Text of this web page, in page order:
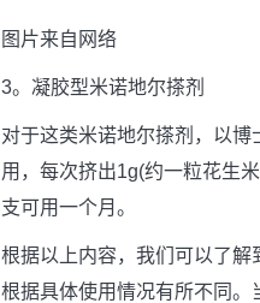
图片来自网络
3。凝胶型米诺地尔搽剂
对于这类米诺地尔搽剂，以
用，每次挤出1g(约一粒花生
支可用一个月。
根据以上内容，我们可以了解
根据具体使用情况有所不同。